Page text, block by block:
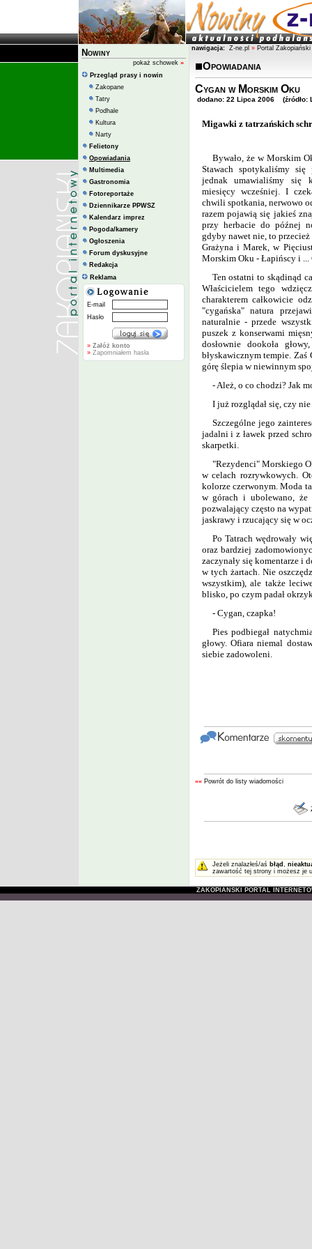
Nowiny
pokaż schowek »
Przegląd prasy i nowin
Zakopane
Tatry
Podhale
Kultura
Narty
Felietony
Opowiadania
Multimedia
Gastronomia
Fotoreportaże
Dziennikarze PPWSZ
Kalendarz imprez
Pogoda/kamery
Ogłoszenia
Forum dyskusyjne
Redakcja
Reklama
E-mail
Hasło
» Załóż konto
» Zapomniałem hasła
nawigacja: Z-ne.pl » Portal Zakopiański
Opowiadania
Cygan w Morskim Oku
dodano: 22 Lipca 2006 (źródło:
Migawki z tatrzańskich
Bywało, że w Morskim
Stawach spotykaliśmy się
jednak umawialiśmy się
miesięcy wcześniej. I
chwili spotkania, nerwowo
razem pojawią się jakieś
przy herbacie do późnej
gdyby nawet nie, to
Grażyna i Marek, w
Morskim Oku - Łapińscy i ...
Ten ostatni to skądinąd
Właścicielem tego
charakterem całkowicie
"cygańska" natura
naturalnie - przede
puszek z konserwami
dosłownie dookoła
błyskawicznym tempie.
górę ślepia w niewinnym
- Ależ, o co chodzi? Jak
I już rozglądał się, czy
Szczególne jego
jadalni i z ławek przed
skarpetki.
"Rezydenci" Morskiego
w celach rozrywkowych.
kolorze czerwonym. Moda
w górach i ubolewano, że
pozwalający często na
jaskrawy i rzucający się w
Po Tatrach wędrowały
oraz bardziej
zaczynały się komentarze i
w tych żartach. Nie
wszystkim), ale także
blisko, po czym padał
- Cygan, czapka!
Pies podbiegał
głowy. Ofiara niemal
siebie zadowoleni.
«« Powrót do listy wiadomości
Jeżeli znalazłeś/aś błąd ,
zawartość tej strony i możesz je
ZAKOPIAŃSKI PORTAL